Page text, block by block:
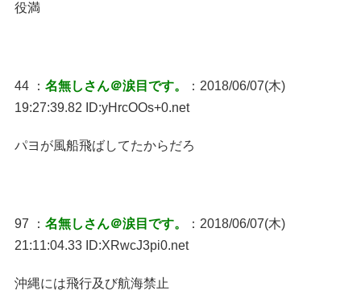
役満
44 ： 名無しさん＠涙目です。
：2018/06/07(木)
19:27:39.82 ID:yHrcOOs+0.net
パヨが風船飛ばしてたからだろ
97 ： 名無しさん＠涙目です。
：2018/06/07(木)
21:11:04.33 ID:XRwcJ3pi0.net
沖縄には飛行及び航海禁止